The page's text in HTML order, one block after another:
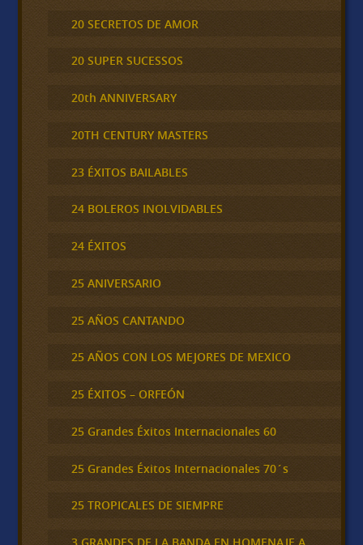
20 SECRETOS DE AMOR
20 SUPER SUCESSOS
20th ANNIVERSARY
20TH CENTURY MASTERS
23 ÉXITOS BAILABLES
24 BOLEROS INOLVIDABLES
24 ÉXITOS
25 ANIVERSARIO
25 AÑOS CANTANDO
25 AÑOS CON LOS MEJORES DE MEXICO
25 ÉXITOS – ORFEÓN
25 Grandes Éxitos Internacionales 60
25 Grandes Éxitos Internacionales 70´s
25 TROPICALES DE SIEMPRE